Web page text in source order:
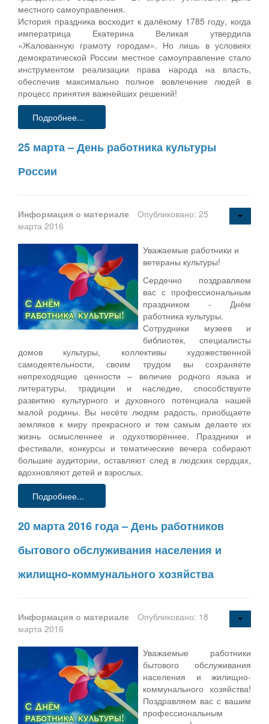
местного самоуправления.
История праздника восходит к далёкому 1785 году, когда
императрица Екатерина Великая утвердила
«Жалованную грамоту городам». Но лишь в условиях
демократической России местное самоуправление стало
инструментом реализации права народа на власть,
обеспечив максимально полное вовлечение людей в
процесс принятия важнейших решений!
Подробнее...
25 марта – День работника культуры
России
Информация о материале
Опубликовано: 25
марта 2016
Уважаемые работники и
ветераны культуры!
Сердечно поздравляем
вас с профессиональным
праздником - Днём
работника культуры.
Сотрудники музеев и
библиотек, специалисты
домов культуры, коллективы художественной
самодеятельности, своим трудом вы сохраняете
непреходящие ценности – величие родного языка и
литературы, традиции и наследие, способствуете
развитию культурного и духовного потенциала нашей
малой родины. Вы несёте людям радость, приобщаете
земляков к миру прекрасного и тем самым делаете их
жизнь осмысленнее и одухотворённее. Праздники и
фестивали, конкурсы и тематические вечера собирают
большие аудитории, оставляют след в людских сердцах,
вдохновляют детей и взрослых.
Подробнее...
20 марта 2016 года – День работников
бытового обслуживания населения и
жилищно-коммунального хозяйства
Информация о материале
Опубликовано: 18
марта 2016
Уважаемые работники
бытового обслуживания
населения и жилищно-
коммунального хозяйства!
Поздравляем вас с вашим
профессиональным